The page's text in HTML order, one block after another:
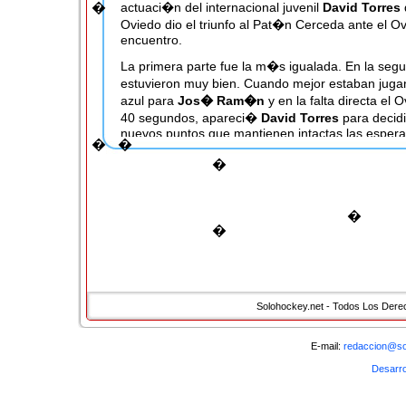
�
actuaci�n del internacional juvenil David Torres
Oviedo dio el triunfo al Pat�n Cerceda ante el
encuentro.
La primera parte fue la m�s igualada. En la
estuvieron muy bien. Cuando mejor estaban
azul para Jos� Ram�n y en la falta directa el
40 segundos, apareci� David Torrespara
nuevos puntos que mantienen intactas las
mismo pasan por derrotar en la pr�xima
revelaciones de la categor�a: el Vila Seca.
: Vallina; Pi�eyro, Gende,
Torres, Adri�n Boo y Pablo Fern�ndez y Jorge
Goles: 0-1, P�rez (descanso); 1-1, David
Jos�; 3-2, David Torres.
�
�
�
�
�
Solohockey.net - Todos Los
E-mail: